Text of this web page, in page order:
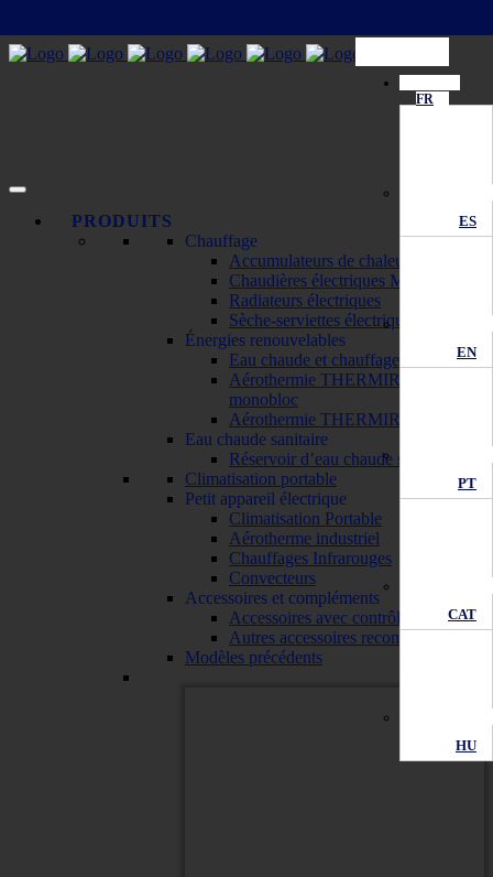
FR
ES
EN
PT
CAT
HU
PRODUITS
Chauffage
Accumulateurs de chaleur ECOMBI
Chaudières électriques MATTIRA
Radiateurs électriques
Sèche-serviettes électriques
Énergies renouvelables
Eau chaude et chauffage solaire
Aérothermie THERMIRA
monobloc
Aérothermie THERMIRA bibloc
Eau chaude sanitaire
Réservoir d’eau chaude sanitaire
Climatisation portable
Petit appareil électrique
Climatisation Portable
Aérotherme industriel
Chauffages Infrarouges
Convecteurs
Accessoires et compléments
Accessoires avec contrôle wifi
Autres accessoires recommandés
Modèles précédents